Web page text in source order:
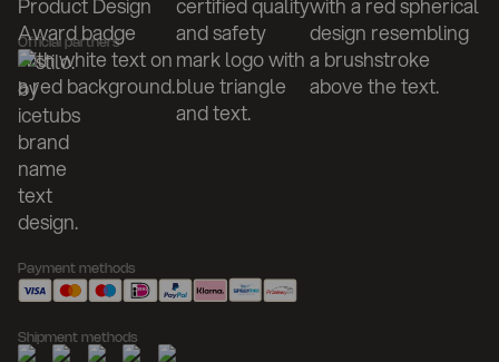
Official partners
Payment methods
Shipment methods